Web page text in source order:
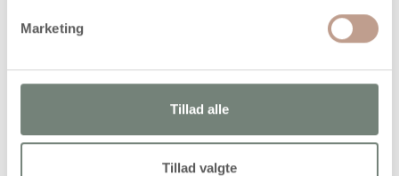
Marketing
Tillad alle
Tillad valgte
Vandfast og lysægte vokspastel fra Caran d'Ache i
studiekvalitet med imponerende farveegenskaber
Alternativer